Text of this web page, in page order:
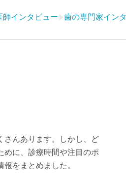
師インタビュー 歯の専門家イン
さんあります。しかし、ど
めに、診療時間や注目のポ
をまとめました。